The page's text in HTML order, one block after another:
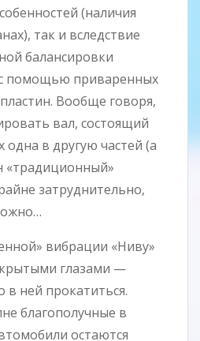
(наличия
так и вследствие
балансировки
помощью приваренных
Вообще говоря,
вал, состоящий
одна в другую частей (а
«традиционный»
затруднительно,
вибрации «Ниву»
глазами —
в ней прокатиться.
благополучные в
остаются